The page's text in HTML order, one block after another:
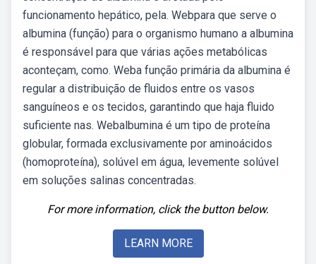
funcionamento hepático, pela. Webpara que serve o
albumina (função) para o organismo humano a albumina
é responsável para que várias ações metabólicas
aconteçam, como. Weba função primária da albumina é
regular a distribuição de fluidos entre os vasos
sanguíneos e os tecidos, garantindo que haja fluido
suficiente nas. Webalbumina é um tipo de proteína
globular, formada exclusivamente por aminoácidos
(homoproteína), solúvel em água, levemente solúvel
em soluções salinas concentradas.
For more information, click the button below.
LEARN MORE